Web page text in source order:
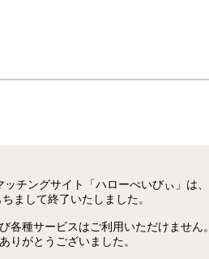
チングサイト「ハローべいびぃ」は、
まして終了いたしました。
各種サービスはご利用いただけません
りがとうございました。